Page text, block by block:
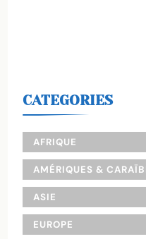
CATEGORIES
AFRIQUE
AMÉRIQUES &
ASIE
EUROPE